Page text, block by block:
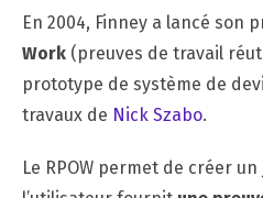
En 2004, Finney a lancé son
Work (preuves de travail
prototype de système de
travaux de Nick Szabo.
Le RPOW permet de créer